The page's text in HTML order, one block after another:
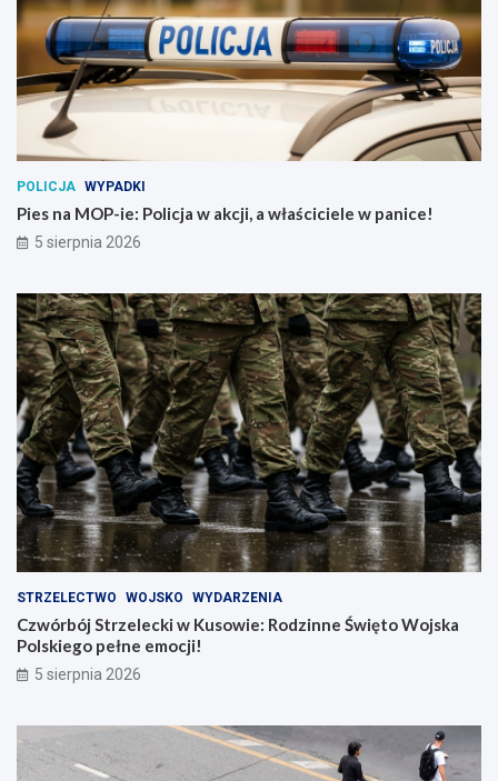
POLICJA WYPADKI
Pies na MOP-ie: Policja w akcji, a właściciele w panice!
5 sierpnia 2026
STRZELECTWO WOJSKO WYDARZENIA
Czwórbój Strzelecki w Kusowie: Rodzinne Święto Wojska
Polskiego pełne emocji!
5 sierpnia 2026